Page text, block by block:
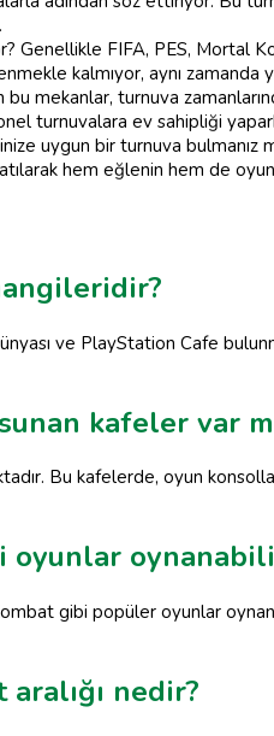
Genellikle FIFA, PES, Mortal
kalmıyor, aynı
mekanlar, turnuva
turnuvalara ev sahipliği
uygun bir turnuva
hem eğlenin hem de
ve PlayStation Cafe
kafeler var
Bu kafelerde, oyun
oyunlar
gibi popüler oyunlar
nedir?